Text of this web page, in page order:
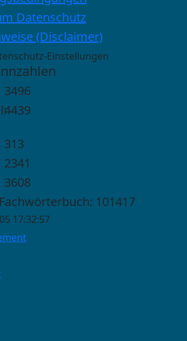
Datenschutz
(Disclaimer)
Einstellungen
3496
4439
313
2341
3608
101417
17:32:57